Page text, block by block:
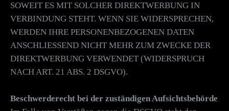
SOWEIT ES MIT SOLCHER DIREKTWERBUNG IN
VERBINDUNG STEHT. WENN SIE WIDERSPRECHEN,
WERDEN IHRE PERSONENBEZOGENEN DATEN
ANSCHLIESSEND NICHT MEHR ZUM ZWECKE DER
DIREKTWERBUNG VERWENDET (WIDERSPRUCH
NACH ART. 21 ABS. 2 DSGVO).
Beschwerderecht bei der zuständigen Aufsichtsbehörde